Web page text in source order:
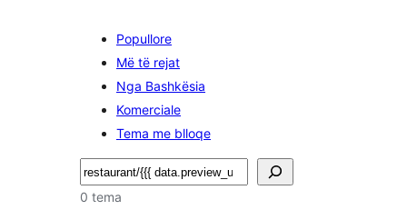
Popullore
Më të rejat
Nga Bashkësia
Komerciale
Tema me blloqe
Kërko
0 tema